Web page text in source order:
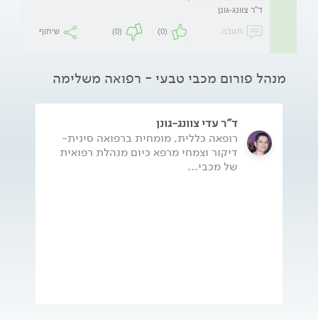
ד"ר צוונג-גונן
תגובה (0)
(0) שיתוף
מנהל פורום מכבי טבעי - רפואה משלימה
ד"ר עדי צוונג-גונן
רופאה כללית, מומחית ברפואה סינית-
דיקור וצמחי מרפא כיום מנהלת רפואית
של מכבי...